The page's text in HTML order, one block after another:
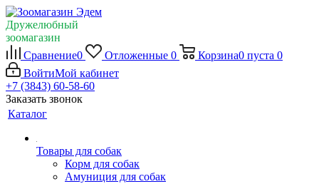
Дружелюбный
зоомагазин
Сравнение0 Отложенные 0 Корзина0 пуста 0
ВойтиМой кабинет
+7 (3843) 60-58-60
Заказать звонок
Каталог
Товары для собак
Корм для собак
Амуниция для собак